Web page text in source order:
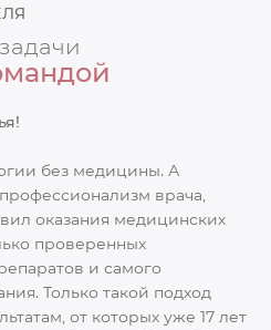
без медицины. А
врача,
оказания медицинских
проверенных
и самого
Только такой подход
от которых уже 17 лет